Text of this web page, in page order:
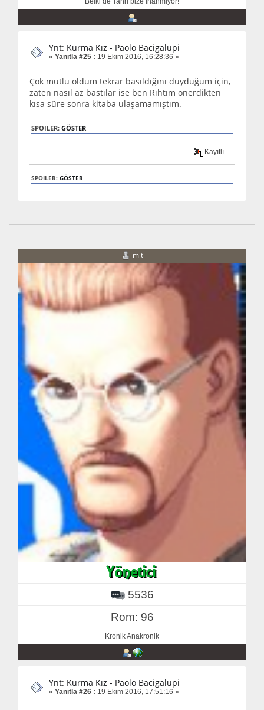
Ynt: Kurma Kız - Paolo Bacigalupi
« Yanıtla #25 : 19 Ekim 2016, 16:28:36 »
Çok mutlu oldum tekrar basıldığını duyduğum için,
zaten nasıl az bastılar ise ben Rıhtım önerdikten
kısa süre sonra kitaba ulaşamamıştım.
SPOILER: GÖSTER
Kayıtlı
SPOILER: GÖSTER
mit
5536
Rom: 96
Kronik Anakronik
Ynt: Kurma Kız - Paolo Bacigalupi
« Yanıtla #26 : 19 Ekim 2016, 17:51:16 »